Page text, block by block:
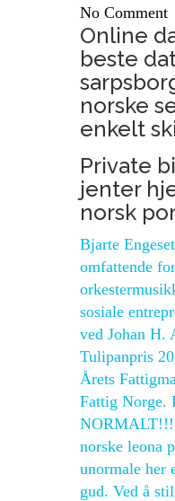
No Comment
Online
beste
norske
enkelt
Private
jenter
norsk
Bjarte
omfattende
sosiale
ved Johan H.
Tulipanpris
Årets
Fattig Norge.
NORMALT!!!
norske leona
unormale her
gud. Ved å